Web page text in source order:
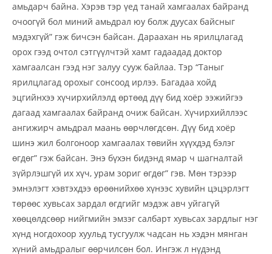
амьдарч байна. Хэрэв тэр үед танай хамгаалах байранд
очоогүй бол миний амьдрал юу болж дуусах байсныг
мэдэхгүй” гэж бичсэн байсан. Дараахан нь ярилцлагад
орох гээд очтол сэтгүүлчтэй хамт гадаадад доктор
хамгаалсан гээд нэг залуу сууж байлаа. Тэр “Таныг
ярилцлагад орохыг сонсоод ирлээ. Багадаа хойд
эцгийнхээ хүчирхийлэлд өртөөд дүү бид хоёр ээжийгээ
дагаад хамгаалах байранд очиж байсан. Хүчирхийллээс
ангижирч амьдрал маань өөрчлөгдсөн. Дүү бид хоёр
шинэ жил болгоноор хамгаалах төвийн хүүхдэд бэлэг
өгдөг” гэж байсан. Энэ бүхэн бидэнд ямар ч шагналтай
зүйрлэшгүй их хүч, урам зориг өгдөг” гэв. Мөн тэрээр
эмнэлэгт хэвтэхдээ өрөөнийхөө хүнээс хувийн цэцэрлэгт
төрөөс хувьсах зардал өгдгийг мэдэж авч уйгагүй
хөөцөлдсөөр нийгмийн эмзэг салбарт хувьсах зардлыг нэг
хүнд ногдохоор хуульд тусгуулж чадсан нь хэдэн мянган
хүний амьдралыг өөрчилсөн бол. Ингэж л нүдэнд